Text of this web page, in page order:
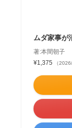
ムダ家事が
著:本間朝子
¥1,375
（